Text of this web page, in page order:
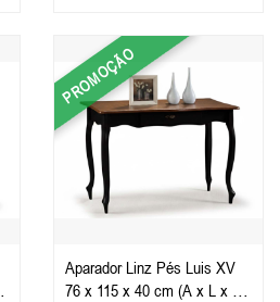
PROMOÇÃO
Aparador Linz Pés Luis XV
76 x 115 x 40 cm (A x L x P)